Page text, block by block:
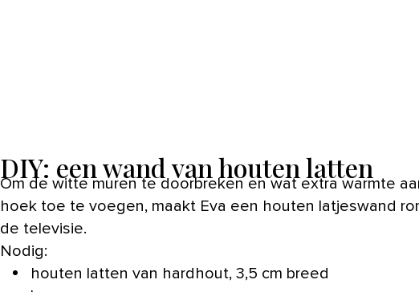
DIY: een wand van houten latten
Om de witte muren te doorbreken en wat extra warmte
hoek toe te voegen, maakt Eva een houten latjeswand
de televisie.
Nodig:
houten latten van hardhout, 3,5 cm breed